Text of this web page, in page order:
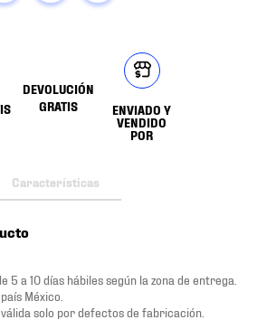
DEVOLUCIÓN
GRATIS
ENVIADO Y
VENDIDO
POR
Características
5 a 10 días hábiles según la zona de entrega.
México.
válida solo por defectos de fabricación.